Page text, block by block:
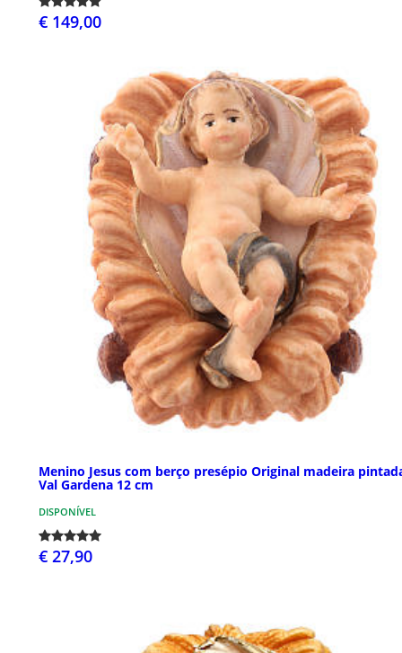
€ 149,00
Menino Jesus com berço presépio Original madeira
Val Gardena 12 cm
DISPONÍVEL
€ 27,90